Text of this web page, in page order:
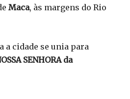
Maca, às margens do Rio
a cidade se unia para
SENHORA da